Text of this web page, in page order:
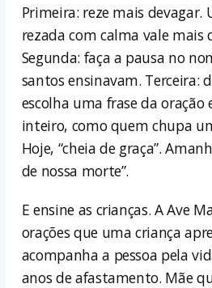
Primeira: reze mais devagar.
rezada com calma vale mais
Segunda: faça a pausa no
santos ensinavam. Terceira:
escolha uma frase da oração
inteiro, como quem chupa
Hoje, “cheia de graça”.
de nossa morte”.
E ensine as crianças. A Ave
orações que uma criança
acompanha a pessoa pela
anos de afastamento. Mãe